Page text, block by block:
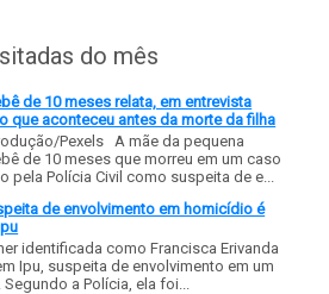
do mês
de 10 meses relata, em entrevista
que aconteceu antes da morte da filha
Pexels A mãe da pequena
de 10 meses que morreu em um caso
pela Polícia Civil como suspeita de e...
de envolvimento em homicídio é
identificada como Francisca Erivanda
Ipu, suspeita de envolvimento em um
a Polícia, ela foi...